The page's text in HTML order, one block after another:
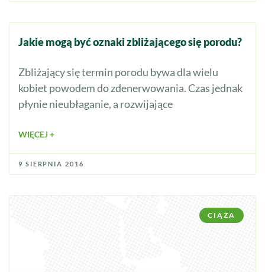
Jakie mogą być oznaki zbliżającego się porodu?
Zbliżający się termin porodu bywa dla wielu
kobiet powodem do zdenerwowania. Czas jednak
płynie nieubłaganie, a rozwijające
WIĘCEJ +
9 SIERPNIA 2016
CIĄŻA